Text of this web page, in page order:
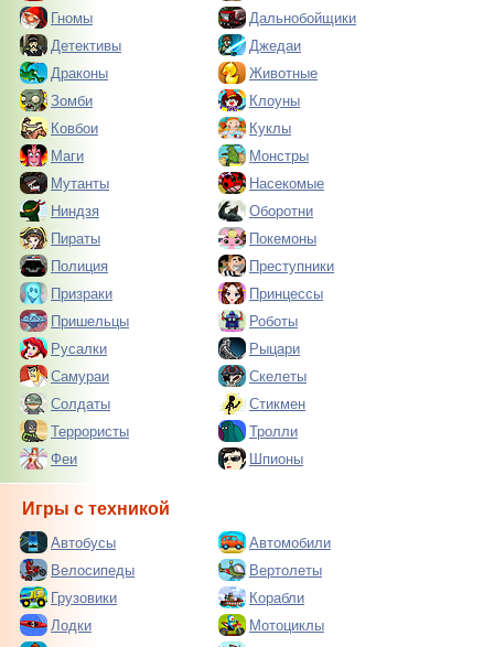
Гномы
Дальнобойщики
Детективы
Джедаи
Драконы
Животные
Зомби
Клоуны
Ковбои
Куклы
Маги
Монстры
Мутанты
Насекомые
Ниндзя
Оборотни
Пираты
Покемоны
Полиция
Преступники
Призраки
Принцессы
Пришельцы
Роботы
Русалки
Рыцари
Самураи
Скелеты
Солдаты
Стикмен
Террористы
Тролли
Феи
Шпионы
Игры с техникой
Автобусы
Автомобили
Велосипеды
Вертолеты
Грузовики
Корабли
Лодки
Мотоциклы